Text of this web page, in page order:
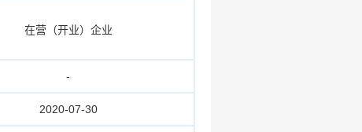
在营（开业）企业
-
2020-07-30